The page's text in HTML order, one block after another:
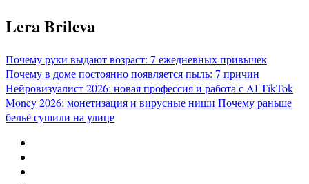
Перейти
к
Lera Brileva
Почему руки выдают возраст: 7 ежедневных привычек
Почему в доме постоянно появляется пыль: 7 причин
Нейровизуалист 2026: новая профессия и работа с AITikTok
Money 2026: монетизация и вирусные ниши Почему раньше
бельё сушили на улице